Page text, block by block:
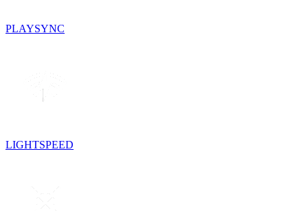
PLAYSYNC
LIGHTSPEED